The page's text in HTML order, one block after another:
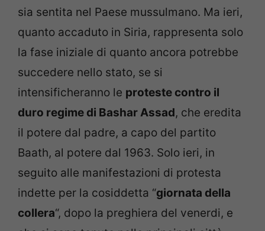
sia sentita nel Paese mussulmano. Ma ieri,
quanto accaduto in Siria, rappresenta solo
la fase iniziale di quanto ancora potrebbe
succedere nello stato, se si
intensificheranno le proteste contro il
duro regime di Bashar Assad, che eredita
il potere dal padre, a capo del partito
Baath, al potere dal 1963. Solo ieri, in
seguito alle manifestazioni di protesta
indette per la cosiddetta “giornata della
collera“, dopo la preghiera del venerdi, e